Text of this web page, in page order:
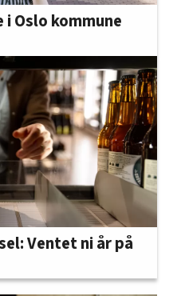
Oslo kommune
Ventet ni år på